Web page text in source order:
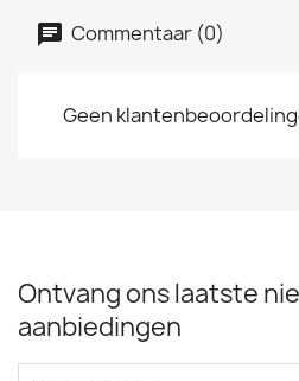
Commentaar (0)
Geen
Ontvang ons laatste
aanbiedingen